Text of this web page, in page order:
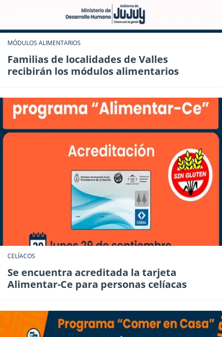
MÓDULOS ALIMENTARIOS
Familias de localidades de Valles
recibirán los módulos alimentarios
CELÍACOS
Se encuentra acreditada la tarjeta
Alimentar-Ce para personas celíacas